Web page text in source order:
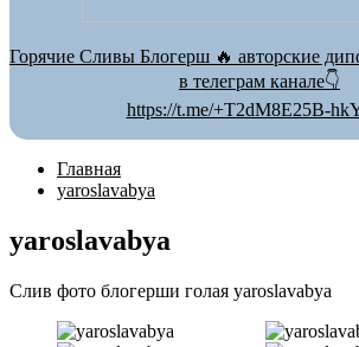
Горячие Сливы Блогерш 🔥 авторские
в телеграм канале👇
https://t.me/+T2dM8E25B-
Главная
yaroslavabya
yaroslavabya
Слив фото блогерши голая yaroslavabya